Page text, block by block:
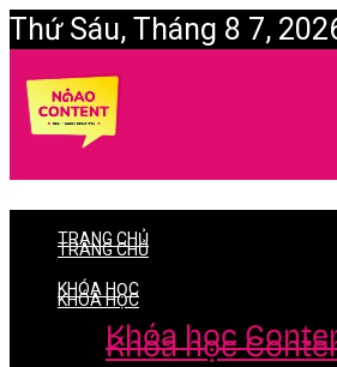
Thứ Sáu, Tháng 8 7,
Login
TRANG CHỦ
KHÓA HỌC
Khóa học
TRANG CHỦ
KHÓA HỌC
Khóa học